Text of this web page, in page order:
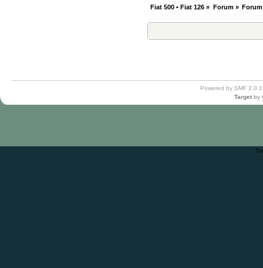
Fiat 500 • Fiat 126 » Forum»
Powered by SMF
Target by